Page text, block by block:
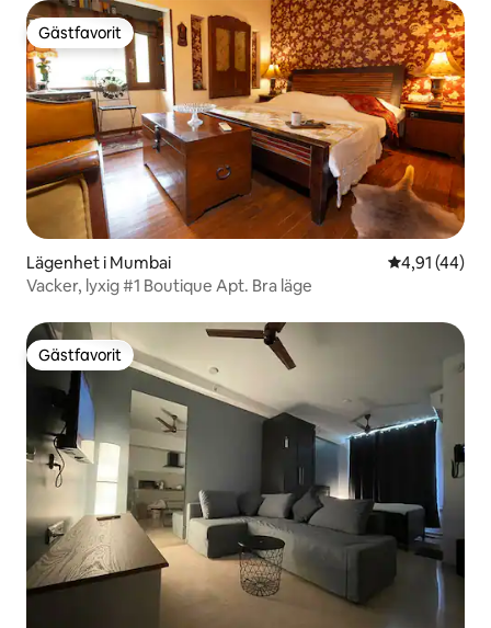
Gästfavorit
Gästfavorit
Lägenhet i Mumbai 4,91 av 5 i
4,91 (44)
Vacker, lyxig #1 Boutique Apt. Bra läge
Gästfavorit
Gästfavorit